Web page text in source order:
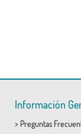
Información
> Preguntas